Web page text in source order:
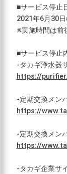
■サービス停止
2021年6月30
※実施時間は前
■サービス停止
-タカギ浄水器
https://
-定期交換メン
https://
-定期交換メン
https://
-タカギ企業サ